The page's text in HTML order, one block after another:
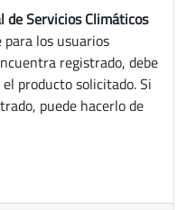
de Servicios Climáticos
los usuarios
registrado, debe
producto solicitado. Si
puede hacerlo de